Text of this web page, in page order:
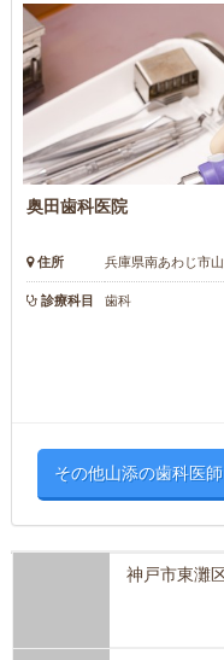
奥田歯科医院
住所 兵庫県南あわじ市
診療科目 歯科
その他山添の歯科医
神戸市東灘